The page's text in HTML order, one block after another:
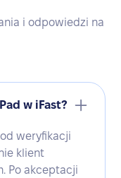
i odpowiedzi na
w iFast?
weryfikacji
klient
Po akceptacji